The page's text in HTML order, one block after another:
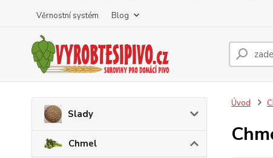
Věrnostní systém
Blog
Slady
Chmel
Úvod